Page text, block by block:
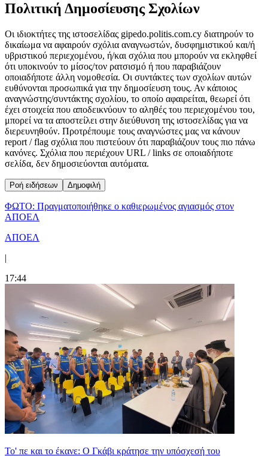
Πολιτική Δημοσίευσης Σχολίων
Οι ιδιοκτήτες της ιστοσελίδας gipedo.politis.com.cy διατηρούν το
δικαίωμα να αφαιρούν σχόλια αναγνωστών, δυσφημιστικού και/ή
υβριστικού περιεχομένου, ή/και σχόλια που μπορούν να εκληφθεί
ότι υποκινούν το μίσος/τον ρατσισμό ή που παραβιάζουν
οποιαδήποτε άλλη νομοθεσία. Οι συντάκτες των σχολίων αυτών
ευθύνονται προσωπικά για την δημοσίευση τους. Αν κάποιος
αναγνώστης/συντάκτης σχολίου, το οποίο αφαιρείται, θεωρεί ότι
έχει στοιχεία που αποδεικνύουν το αληθές του περιεχομένου του,
μπορεί να τα αποστείλει στην διεύθυνση της ιστοσελίδας για να
διερευνηθούν. Προτρέπουμε τους αναγνώστες μας να κάνουν
report / flag σχόλια που πιστεύουν ότι παραβιάζουν τους πιο πάνω
κανόνες. Σχόλια που περιέχουν URL / links σε οποιαδήποτε
σελίδα, δεν δημοσιεύονται αυτόματα.
Ροή ειδήσεων Δημοφιλή
ΦΩΤΟ: Πραγματοποιήθηκε ο καθιερωμένος αγιασμός στον
ΑΠΟΕΛ
ΑΠΟΕΛ
|
17:44
Το' πε και το έκανε: Ο Γκάβι κράτησε την υπόσχεσή του